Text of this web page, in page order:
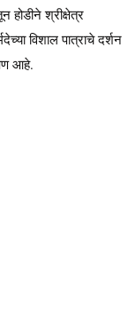
होडीने श्रीक्षेत्र
विशाल पात्राचे दर्शन
आहे.